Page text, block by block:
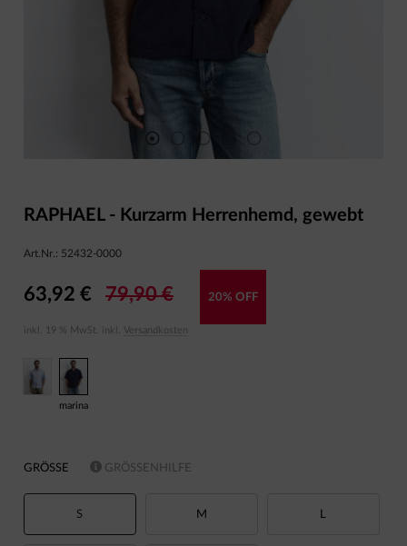
RAPHAEL - Kurzarm Herrenhemd, gewebt
Art.Nr.: 52432-0000
63,92 € 79,90 € 20% OFF
inkl. 19 % MwSt. inkl. Versandkosten
marina
GRÖSSE GRÖSSENHILFE
S M L